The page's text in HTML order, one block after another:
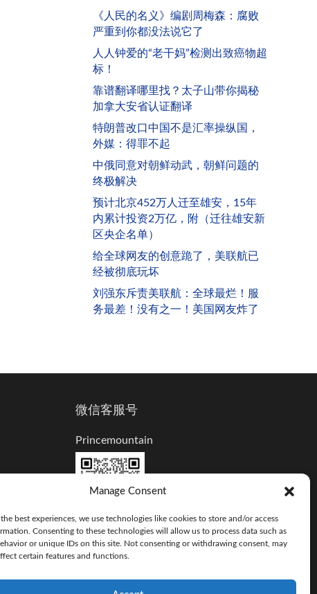
Manage Consent
best experiences, we use technologies like cookies to store and/or access
Consenting to these technologies will allow us to process data such as
or unique IDs on this site. Not consenting or withdrawing consent, may
certain features and functions.
《人民的名义》编剧周梅森：腐败
严重到你都没法说它了
人人钟爱的“老干妈”检测出致癌物超
标！
靠谱翻译哪里找？太子山带你揭秘
加拿大安省认证翻译
特朗普改口中国不是汇率操纵国，
外媒：得罪不起
中俄同意对朝鲜动武，朝鲜问题的
终极解决
预计北京452万人迁至雄安，15年
内累计投资2万亿，附（迁往雄安新
区央企名单）
给全球网友的创意跪了，美联航已
经被彻底玩坏
刘强东斥责美联航：全球最烂！服
务最差！没有之一！美国网友炸了
微信客服号
Princemountain